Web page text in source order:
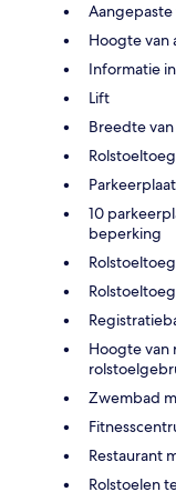
Hoogte van
Informatie
Lift
Breedte
10
beperking
Hoogte van
Zwembad
Restaurant
Rolstoelen